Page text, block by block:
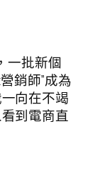
一批新個
銷師”成為
向在不竭
到電商直